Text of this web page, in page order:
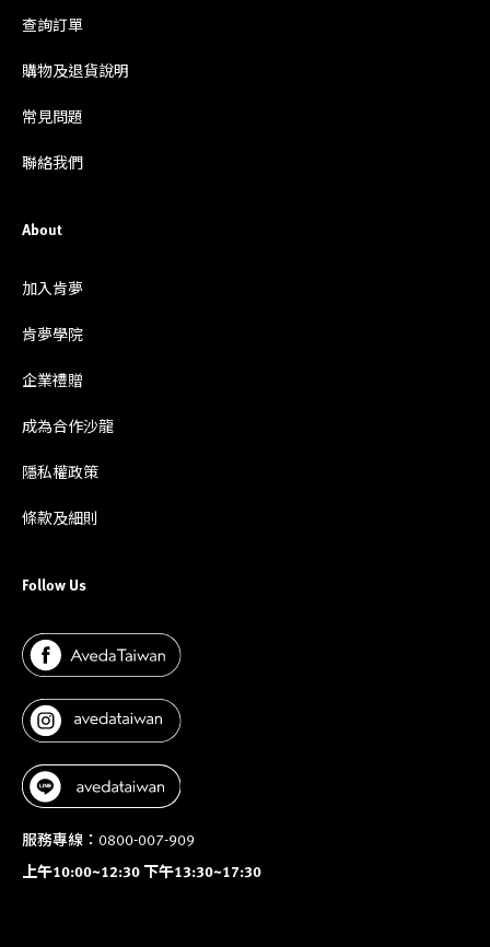
About
加入肯夢
肯夢學院
企業禮贈
成為合作沙龍
隱私權政策
條款及細則
查詢訂單
購物及退貨說明
常見問題
聯絡我們
Follow Us
服務專線：0800-007-909
上午10:00~12:30 下午13:30~17:30